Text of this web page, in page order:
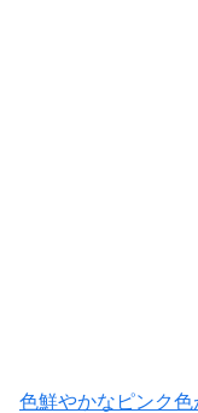
色鮮やかなピンク